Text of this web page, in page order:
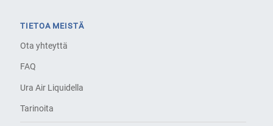
TIETOA MEISTÄ
Ota yhteyttä
FAQ
Ura Air Liquidella
Tarinoita